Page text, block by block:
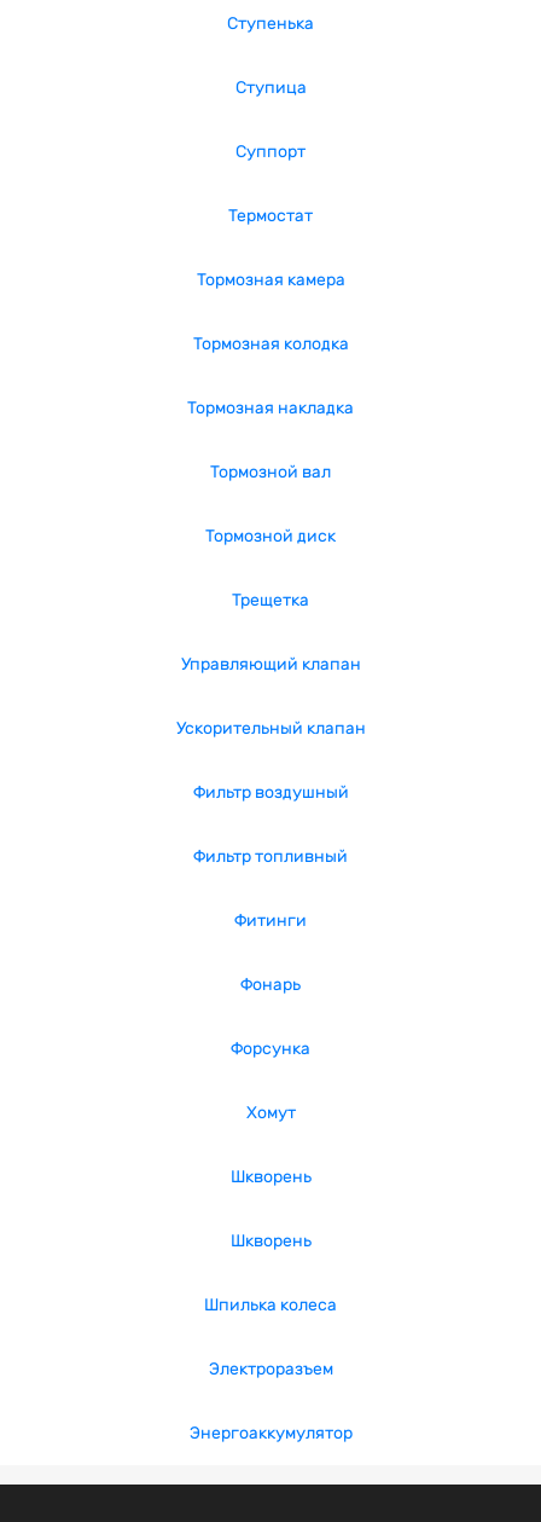
Ступенька
Ступица
Суппорт
Термостат
Тормозная камера
Тормозная колодка
Тормозная накладка
Тормозной вал
Тормозной диск
Трещетка
Управляющий клапан
Ускорительный клапан
Фильтр воздушный
Фильтр топливный
Фитинги
Фонарь
Форсунка
Хомут
Шкворень
Шкворень
Шпилька колеса
Электроразъем
Энергоаккумулятор